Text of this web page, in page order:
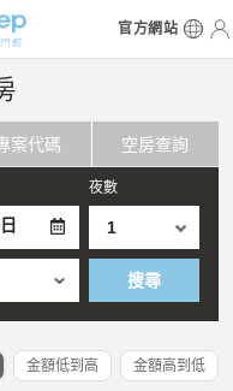
官方網站
案代碼 空房查詢
夜數
搜尋
金額低到高 金額高到低